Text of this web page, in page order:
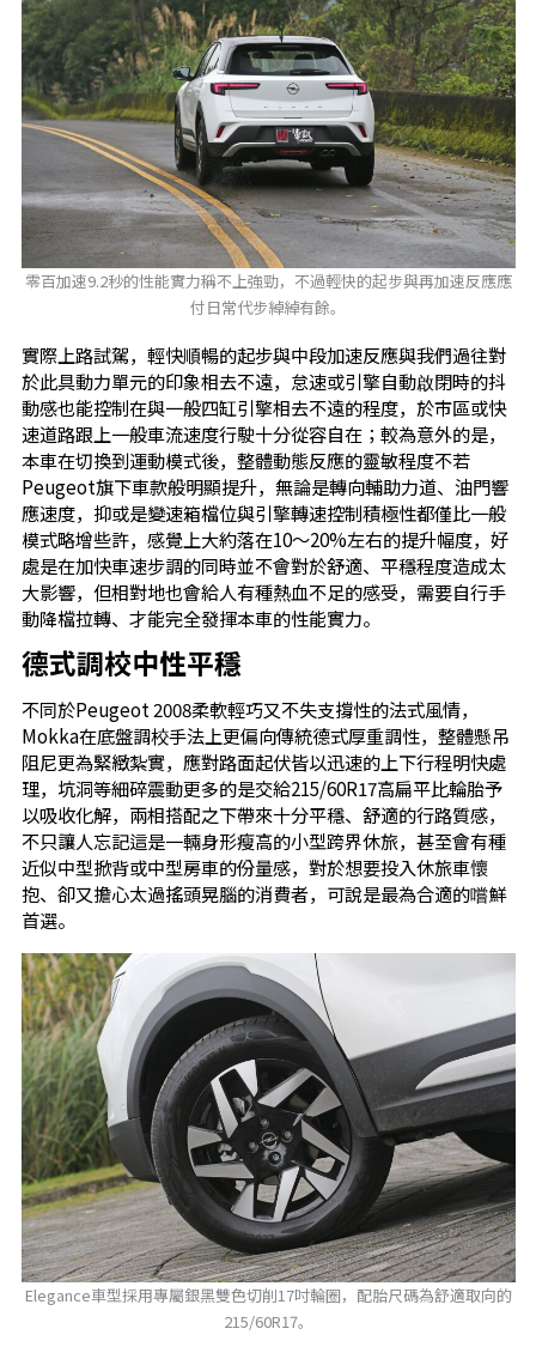
零百加速9.2秒的性能實力稱不上強勁，不過輕快的起步與再加速反應應
付日常代步綽綽有餘。
實際上路試駕，輕快順暢的起步與中段加速反應與我們過往對
於此具動力單元的印象相去不遠，怠速或引擎自動啟閉時的抖
動感也能控制在與一般四缸引擎相去不遠的程度，於市區或快
速道路跟上一般車流速度行駛十分從容自在；較為意外的是，
本車在切換到運動模式後，整體動態反應的靈敏程度不若
Peugeot旗下車款般明顯提升，無論是轉向輔助力道、油門響
應速度，抑或是變速箱檔位與引擎轉速控制積極性都僅比一般
模式略增些許，感覺上大約落在10～20%左右的提升幅度，好
處是在加快車速步調的同時並不會對於舒適、平穩程度造成太
大影響，但相對地也會給人有種熱血不足的感受，需要自行手
動降檔拉轉、才能完全發揮本車的性能實力。
德式調校中性平穩
不同於Peugeot 2008柔軟輕巧又不失支撐性的法式風情，
Mokka在底盤調校手法上更偏向傳統德式厚重調性，整體懸吊
阻尼更為緊緻紮實，應對路面起伏皆以迅速的上下行程明快處
理，坑洞等細碎震動更多的是交給215/60R17高扁平比輪胎予
以吸收化解，兩相搭配之下帶來十分平穩、舒適的行路質感，
不只讓人忘記這是一輛身形瘦高的小型跨界休旅，甚至會有種
近似中型掀背或中型房車的份量感，對於想要投入休旅車懷
抱、卻又擔心太過搖頭晃腦的消費者，可說是最為合適的嚐鮮
首選。
Elegance車型採用專屬銀黑雙色切削17吋輪圈，配胎尺碼為舒適取向的
215/60R17。